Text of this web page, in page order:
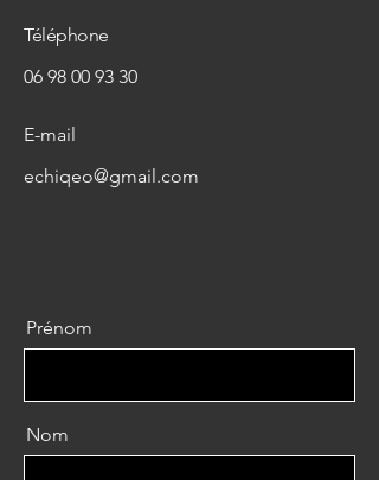
Téléphone
06 98 00 93 30
E-mail
echiqeo@gmail.com
Prénom
Nom